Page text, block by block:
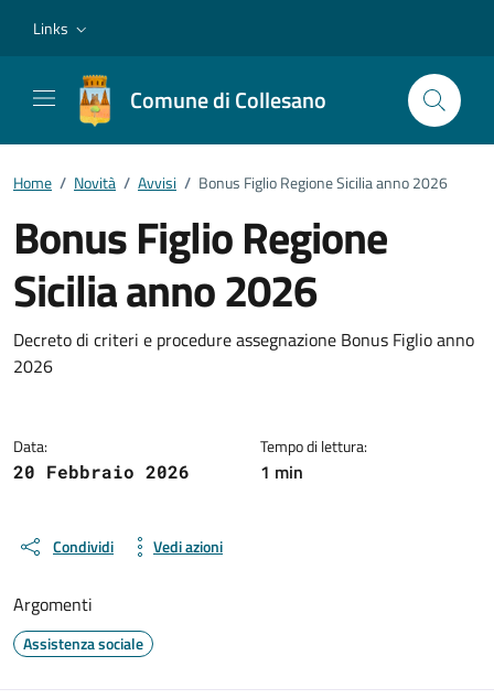
Links
Comune di Collesano
Home / Novità / Avvisi / Bonus Figlio Regione Sicilia anno 2026
Bonus Figlio Regione
Sicilia anno 2026
Dettagli della notizia
Decreto di criteri e procedure assegnazione Bonus Figlio anno
2026
Data:
20 Febbraio 2026
Tempo di lettura:
1 min
Condividi Vedi azioni
Argomenti
Assistenza sociale